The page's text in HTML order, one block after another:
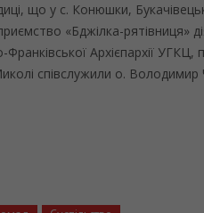
що у с. Конюшки,
«Бджілка-рятівниця»
Франківської Архієпархії УГКЦ,
співслужили о. Володимир